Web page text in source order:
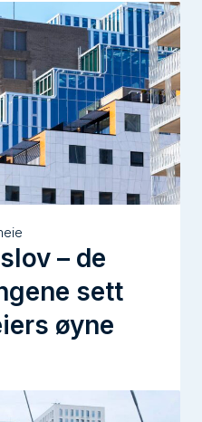
– de
sett
øyne